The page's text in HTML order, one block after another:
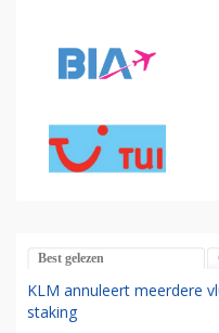
Best gelezen
KLM annuleert meerdere
staking